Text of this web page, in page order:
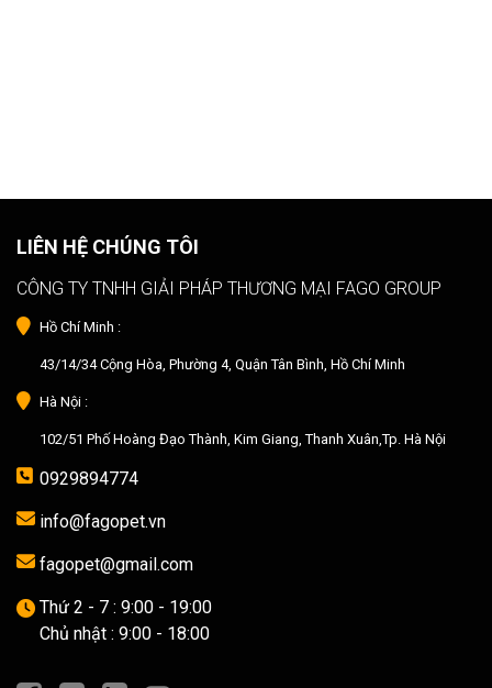
LIÊN HỆ CHÚNG TÔI
CÔNG TY TNHH GIẢI PHÁP THƯƠNG MẠI FAGO GROUP
Hồ Chí Minh :
43/14/34 Cộng Hòa, Phường 4, Quận Tân Bình, Hồ Chí Minh
Hà Nội :
102/51 Phố Hoàng Đạo Thành, Kim Giang, Thanh Xuân,Tp. Hà Nội
0929894774
info@fagopet.vn
fagopet@gmail.com
Thứ 2 - 7 : 9:00 - 19:00
Chủ nhật : 9:00 - 18:00